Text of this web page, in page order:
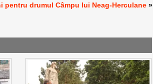
pentru drumul Câmpu lui Neag-Herculane »